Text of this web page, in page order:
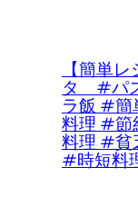
【簡単
タ #パ
ラ飯 #
料理 #節
料理 #貧
#時短料